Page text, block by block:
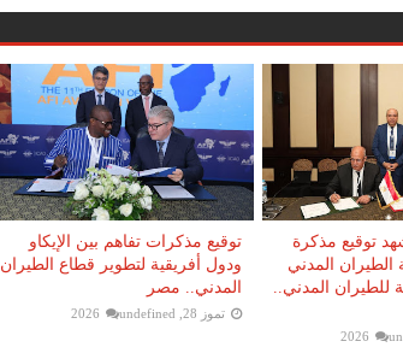
توقيع مذكرة
المدني
للطيران المدني..
توقيع مذكرات تفاهم بين الإيكاو
ودول أفريقية لتطوير قطاع الطيران
المدني.. مصر
تموز 28, 2026 undefined